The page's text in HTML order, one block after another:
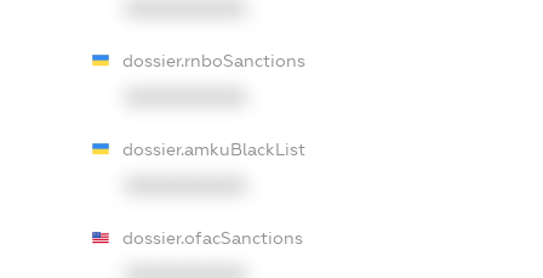
dossier.rnboSanctions
dossier.amkuBlackList
dossier.ofacSanctions